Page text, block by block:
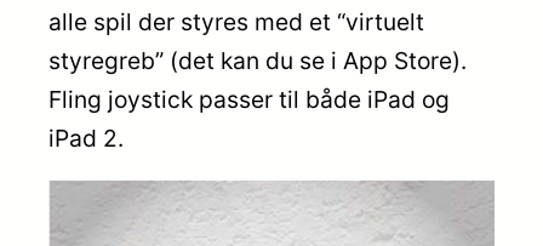
alle spil der styres med et “virtuelt
styregreb” (det kan du se i App Store).
Fling joystick passer til både iPad og
iPad 2.